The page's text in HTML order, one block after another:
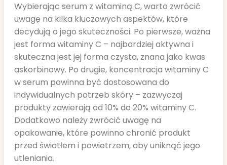
Wybierając serum z witaminą C, warto zwrócić
uwagę na kilka kluczowych aspektów, które
decydują o jego skuteczności. Po pierwsze, ważna
jest forma witaminy C – najbardziej aktywna i
skuteczna jest jej forma czysta, znana jako kwas
askorbinowy. Po drugie, koncentracja witaminy C
w serum powinna być dostosowana do
indywidualnych potrzeb skóry – zazwyczaj
produkty zawierają od 10% do 20% witaminy C.
Dodatkowo należy zwrócić uwagę na
opakowanie, które powinno chronić produkt
przed światłem i powietrzem, aby uniknąć jego
utleniania.